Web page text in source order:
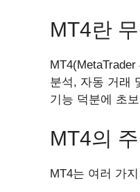
MT4란
분석, 자동 거래
기능 덕분에 초
MT4의
MT4는 여러 가